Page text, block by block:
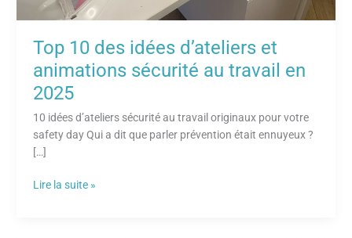
Top 10 des idées d’ateliers et
animations sécurité au travail en
2025
10 idées d’ateliers sécurité au travail originaux pour votre
safety day Qui a dit que parler prévention était ennuyeux ?
[…]
Lire la suite »